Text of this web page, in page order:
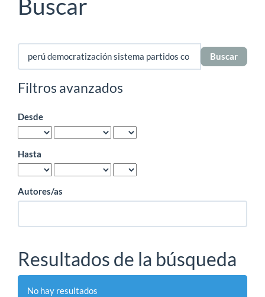
Buscar
Buscar
artículos
por
Filtros avanzados
Desde
Hasta
Autores/as
Resultados de la búsqueda
No hay resultados